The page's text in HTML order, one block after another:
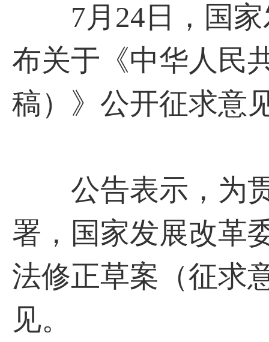
7月24日，国家
布关于《中华人民
稿）》公开征求意
公告表示，为贯
署，国家发展改革
法修正草案（征求
见。